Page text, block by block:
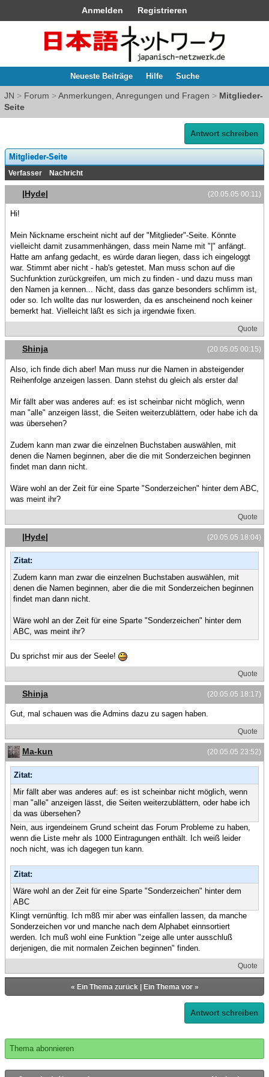
Anmelden Registrieren
Neueste Beiträge Hilfe Suche
JN > Forum >Anmerkungen, Anregungen und Fragen > Mitglieder-
Seite
Antwort schreiben
Mitglieder-Seite
Verfasser Nachricht
(20.05.05 00:11)
|Hyde|
Hi!
Mein Nickname erscheint nicht auf der "Mitglieder"-Seite. Könnte
vielleicht damit zusammenhängen, dass mein Name mit "|" anfängt.
Hatte am anfang gedacht, es würde daran liegen, dass ich eingeloggt
war. Stimmt aber nicht - hab's getestet. Man muss schon auf die
Suchfunktion zurückgreifen, um mich zu finden - und dazu muss man
den Namen ja kennen... Nicht, dass das ganze besonders schlimm ist,
oder so. Ich wollte das nur loswerden, da es anscheinend noch keiner
bemerkt hat. Vielleicht läßt es sich ja irgendwie fixen.
Quote
(20.05.05 00:15)
Shinja
Also, ich finde dich aber! Man muss nur die Namen in absteigender
Reihenfolge anzeigen lassen. Dann stehst du gleich als erster da!
Mir fällt aber was anderes auf: es ist scheinbar nicht möglich, wenn
man "alle" anzeigen lässt, die Seiten weiterzublättern, oder habe ich da
was übersehen?
Zudem kann man zwar die einzelnen Buchstaben auswählen, mit
denen die Namen beginnen, aber die die mit Sonderzeichen beginnen
findet man dann nicht.
Wäre wohl an der Zeit für eine Sparte "Sonderzeichen" hinter dem ABC,
was meint ihr?
Quote
(20.05.05 18:04)
|Hyde|
Zitat:
Zudem kann man zwar die einzelnen Buchstaben auswählen, mit
denen die Namen beginnen, aber die die mit Sonderzeichen beginnen
findet man dann nicht.
Wäre wohl an der Zeit für eine Sparte "Sonderzeichen" hinter dem
ABC, was meint ihr?
Du sprichst mir aus der Seele!
Quote
(20.05.05 18:17)
Shinja
Gut, mal schauen was die Admins dazu zu sagen haben.
Quote
(20.05.05 23:52)
Ma-kun
Zitat:
Mir fällt aber was anderes auf: es ist scheinbar nicht möglich, wenn
man "alle" anzeigen lässt, die Seiten weiterzublättern, oder habe ich
da was übersehen?
Nein, aus irgendeinem Grund scheint das Forum Probleme zu haben,
wenn die Liste mehr als 1000 Eintragungen enthält. Ich weiß leider
noch nicht, was ich dagegen tun kann.
Zitat:
Wäre wohl an der Zeit für eine Sparte "Sonderzeichen" hinter dem
ABC
Klingt vernünftig. Ich m8ß mir aber was einfallen lassen, da manche
Sonderzeichen vor und manche nach dem Alphabet einnsortiert
werden. Ich muß wohl eine Funktion "zeige alle unter ausschluß
derjenigen, die mit normalen Zeichen beginnen" finden.
Quote
« Ein Thema zurück| Ein Thema vor»
Antwort schreiben
Thema abonnieren